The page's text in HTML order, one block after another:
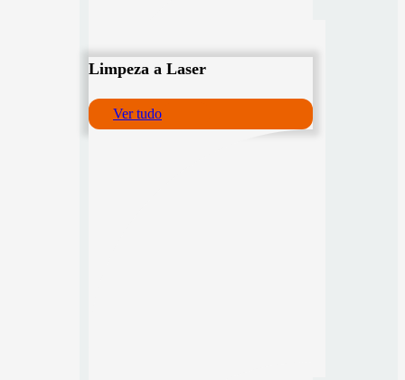
Limpeza a Laser
Ver tudo